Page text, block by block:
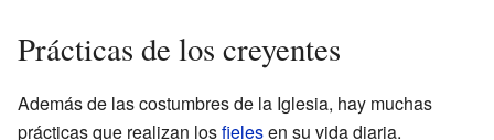
Prácticas de los creyentes
Además de las costumbres de la Iglesia, hay muchas
prácticas que realizan losfielesen su vida diaria.